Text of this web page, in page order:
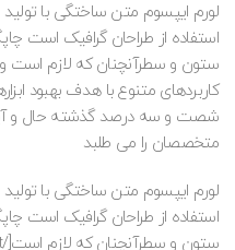
لورم ایپسوم متن ساختگی با
استفاده از طراحان گرافیک است
ستون و سطرآنچنان که لازم است و
کاربردهای متنوع با هدف بهبود
شصت و سه درصد گذشته حال و
متخصصان را می طلبد
لورم ایپسوم متن ساختگی با
استفاده از طراحان گرافیک است